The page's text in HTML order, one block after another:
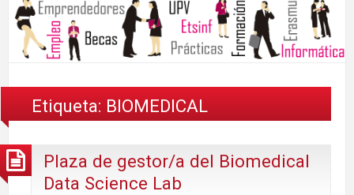
Etiqueta: BIOMEDICAL
Plaza de gestor/a del Biomedical
Data Science Lab